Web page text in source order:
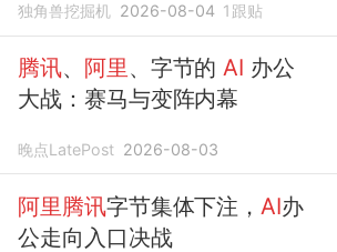
独角兽挖掘机 2026-08-04 1 跟贴
腾讯、 阿里、字节的AI 办公
大战：赛马与变阵内幕
晚点LatePost 2026-08-03
阿里腾讯字节集体下注， AI办
公走向入口决战